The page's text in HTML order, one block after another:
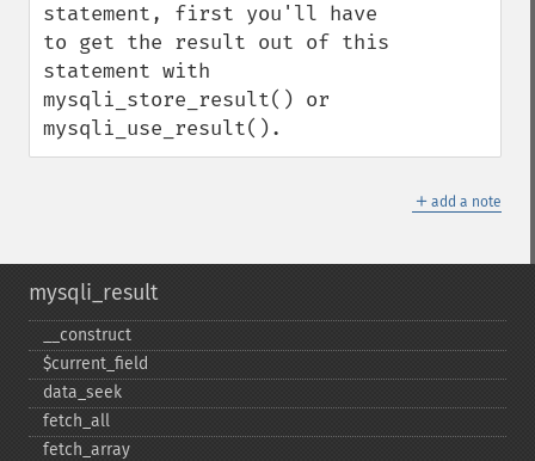
statement, first you'll have
to get the result out of this
statement with
mysqli_store_result() or
mysqli_use_result().
＋ add a note
mysqli_result
_​_​construct
$current_​field
data_​seek
fetch_​all
fetch_​array